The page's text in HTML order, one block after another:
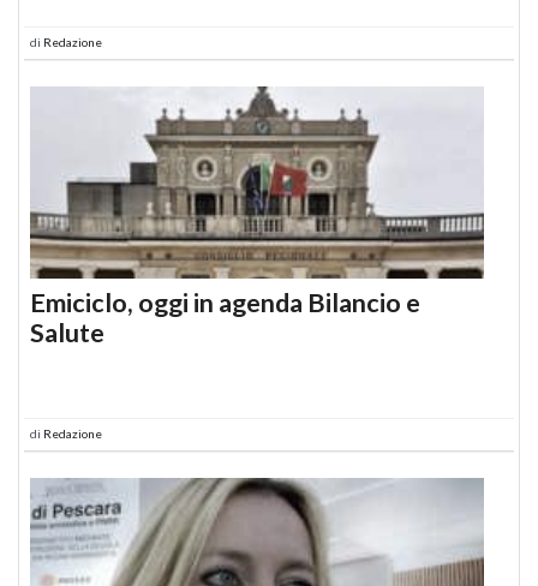
di Redazione
Emiciclo, oggi in agenda Bilancio e
Salute
di Redazione